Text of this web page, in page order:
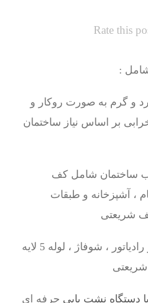
Rate this
:
و گرم به صورت روکار و
بر اساس نیاز ساختمان
ساختمان شامل کف
، آشپزخانه و طبقات
شریعتی
تعمیر لوله کشی پکیج و رادیاتور ، شوفاژ ، لوله 5 لایه
دستگاه نشت یابی حرفه ای